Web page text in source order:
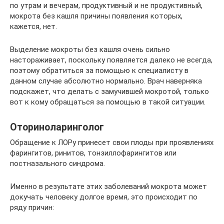
по утрам и вечерам, продуктивный и не продуктивный,
мокрота без кашля причины появления которых,
кажется, нет.
Выделение мокроты без кашля очень сильно
настораживает, поскольку появляется далеко не всегда,
поэтому обратиться за помощью к специалисту в
данном случае абсолютно нормально. Врач наверняка
подскажет, что делать с замучившей мокротой, только
вот к кому обращаться за помощью в такой ситуации.
Оториноларинголог
Обращение к ЛОРу принесет свои плоды при проявлениях
фарингитов, ринитов, тонзиллофарингитов или
постназального синдрома.
Именно в результате этих заболеваний мокрота может
докучать человеку долгое время, это происходит по
ряду причин: